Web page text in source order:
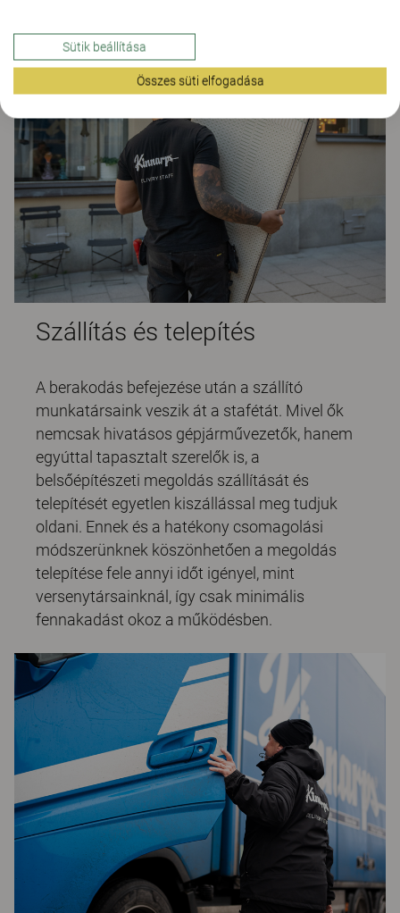
Szállítás és telepítés
A berakodás befejezése után a szállító
munkatársaink veszik át a stafétát. Mivel ők
nemcsak hivatásos gépjárművezetők, hanem
egyúttal tapasztalt szerelők is, a
belsőépítészeti megoldás szállítását és
telepítését egyetlen kiszállással meg tudjuk
oldani. Ennek és a hatékony csomagolási
módszerünknek köszönhetően a megoldás
telepítése fele annyi időt igényel, mint
versenytársainknál, így csak minimális
fennakadást okoz a működésben.
Sütik beállítása
Összes süti elfogadása